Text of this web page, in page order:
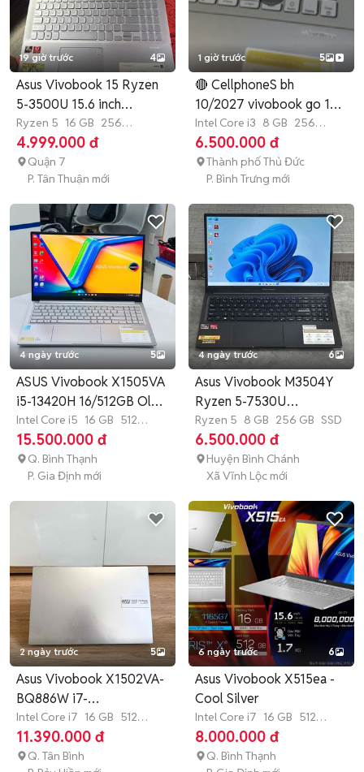
19 giờ trước 4
Asus Vivobook 15 Ryzen
5-3500U 15.6 inch
12GB/256G
Ryzen 5 16 GB 256
GB SSD
4.999.000 đ
Quận 7
P. Tân Thuận mới
1 giờ trước 5
🔴 CellphoneS bh
10/2027 vivobook go 15
E1504GA
Intel Core i3 8 GB 256
GB SSD
6.500.000 đ
Thành phố Thủ Đức
P. Bình Trưng mới
4 ngày trước 5
ASUS Vivobook X1505VA
i5-13420H 16/512GB Oled
2.8K
Intel Core i5 16 GB 512
GB SSD
15.500.000 đ
Q. Bình Thạnh
P. Gia Định mới
4 ngày trước 6
Asus Vivobook M3504Y
Ryzen 5-7530U
/8GB/256G/15.6"
Ryzen 5 8 GB 256 GB SSD
6.500.000 đ
Huyện Bình Chánh
Xã Vĩnh Lộc mới
2 ngày trước 5
Asus Vivobook X1502VA-
BQ886W i7-
13620H/16/512GB
Intel Core i7 16 GB 512
GB
SSD
11.390.000 đ
Q. Tân Bình
6 ngày trước 6
Asus Vivobook X515ea -
Cool Silver
Intel Core i7 16 GB 512
GB SSD
8.000.000 đ
Q. Bình Thạnh